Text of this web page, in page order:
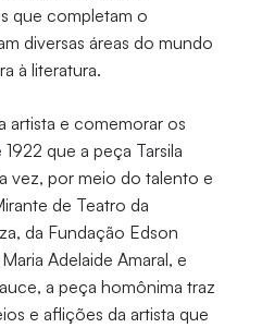
que completam o
diversas áreas do mundo
à literatura.
artista e comemorar os
que a peça Tarsila
vez, por meio do talento e
de Teatro da
da Fundação Edson
Adelaide Amaral, e
a peça homônima traz
e aflições da artista que